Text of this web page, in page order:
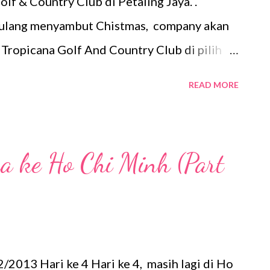
menyambut Chistmas, company akan
Golf And Country Club di pilih
Ramadan ada lebih 100 jenis makanan...
sini tidak menghampakan. Kalau ada
READ MORE
ke Ho Chi Minh (Part
2013 Hari ke 4 Hari ke 4, masih lagi di Ho